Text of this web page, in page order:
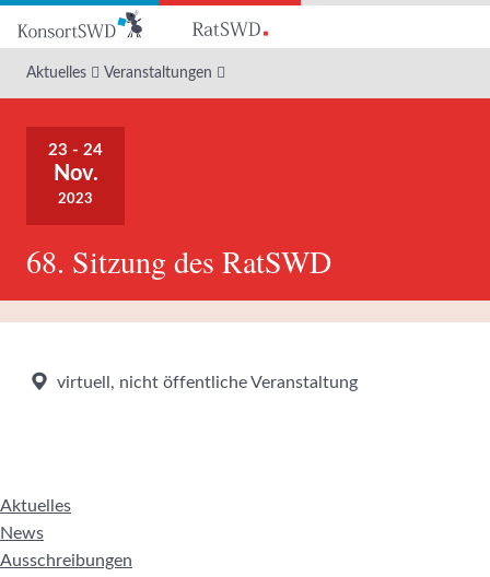
Hauptinhalt
Aktuelles Veranstaltungen
23 - 24
Nov.
2023
68. Sitzung des RatSWD
virtuell, nicht öffentliche Veranstaltung
Aktuelles
News
Ausschreibungen